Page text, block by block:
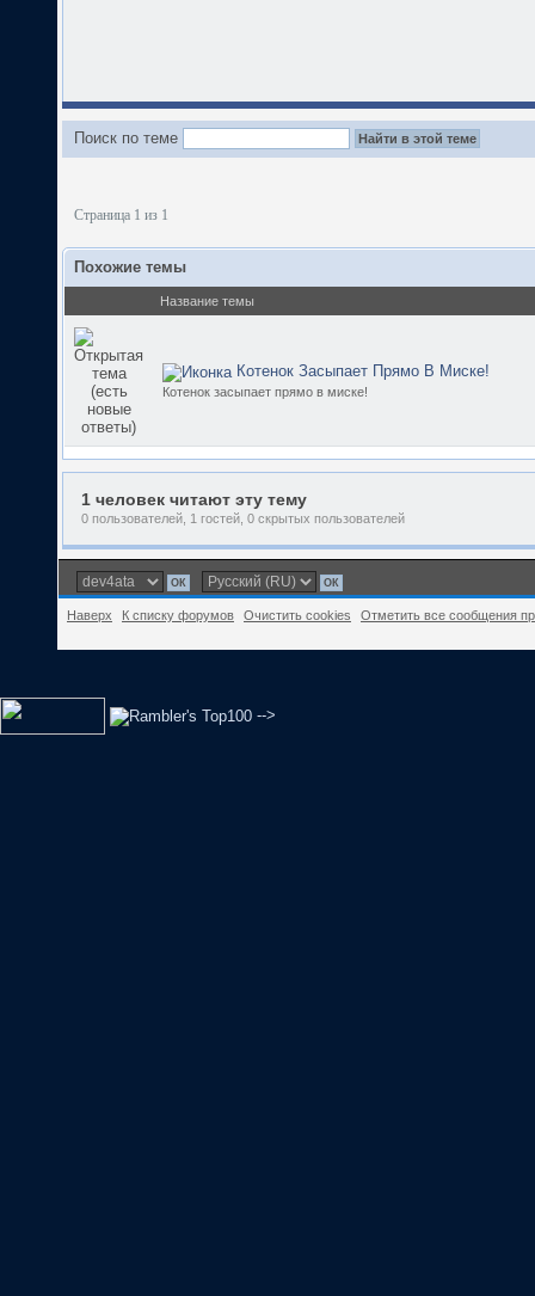
Поиск по теме
Страница 1 из 1
Похожие темы
Название темы
Котенок Засыпает Прямо В Миске!
Котенок засыпает прямо в миске!
1 человек читают эту тему
0 пользователей, 1 гостей, 0 скрытых пользователей
Наверх К списку форумов Очистить cookies Отметить все сообщения
-->